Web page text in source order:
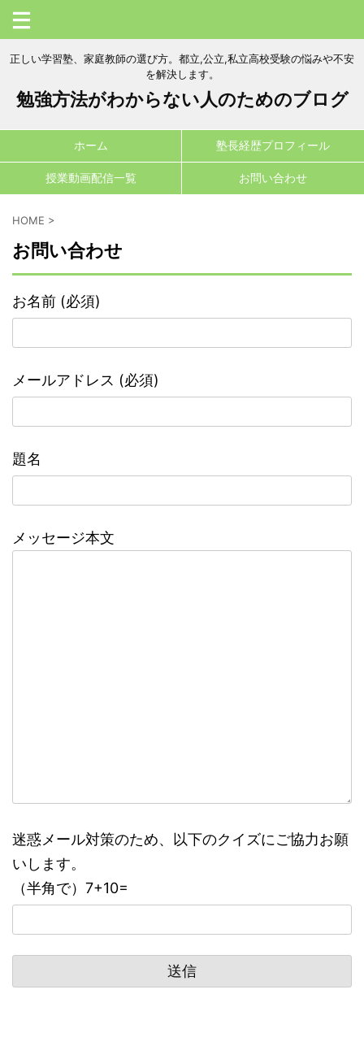
正しい学習塾、家庭教師の選び方。都立,公立,私立高校受験の悩みや不安
を解決します。
勉強方法がわからない人のためのブログ
ホーム 塾長経歴プロフィール
授業動画配信一覧 お問い合わせ
HOME >
お問い合わせ
お名前 (必須)
メールアドレス (必須)
題名
メッセージ本文
迷惑メール対策のため、以下のクイズにご協力お願
いします。
（半角で）7+10=